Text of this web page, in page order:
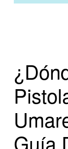
Guía